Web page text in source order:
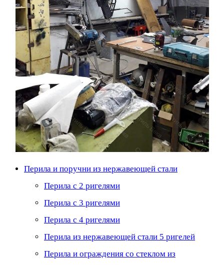
Перила и поручни из нержавеющей стали
Перила с 2 ригелями
Перила с 3 ригелями
Перила с 4 ригелями
Перила из нержавеющей стали 5 ригелей
Перила и ограждения со стеклом из